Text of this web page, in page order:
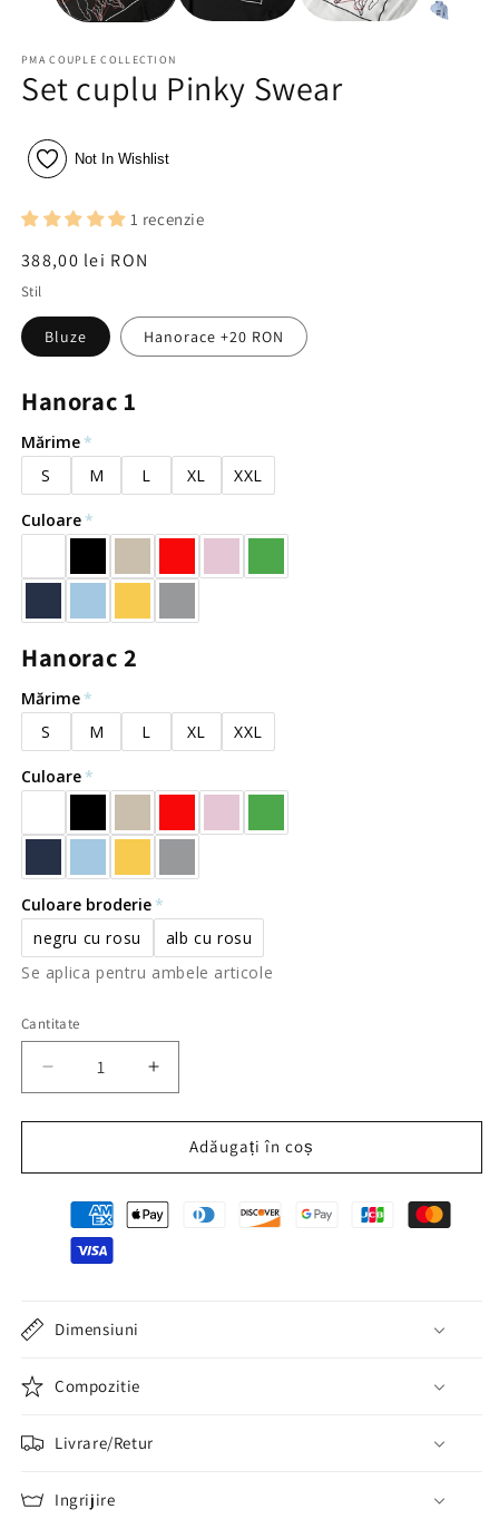
PMA COUPLE COLLECTION
Set cuplu Pinky Swear
Not In Wishlist
1 recenzie
Preț
obișnuit
388,00 lei RON
Stil
Bluze Hanorace +20 RON
Hanorac 1
Mărime
S
M L XL XXL
Culoare
Hanorac 2
Mărime
S
M L XL XXL
Culoare
Culoare broderie
negru cu rosu
alb cu rosu
Se aplica pentru ambele articole
Cantitate
Reduceți
cantitatea
pentru
cuplu
Swear
Creșteți
cantitatea
pentru
cuplu
Swear
Adăugați în coș
Supported payment methods
Dimensiuni
Compozitie
Livrare/Retur
Ingrijire